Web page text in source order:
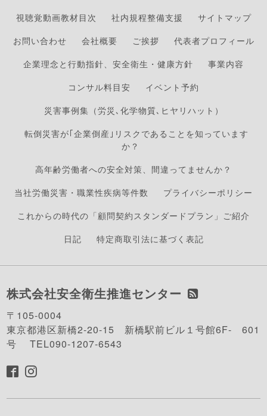
視聴覚動画教材目次 社内規程整備支援
サイトマップ
お問い合わせ
会社概要 ご挨拶
代表者プロフィール
企業理念と行動指針、安全衛生・健康方針
事業内容
コンサル料目安
イベント予約
災害事例集（労災､化学物質､ヒヤリハット）
転倒災害が｢企業倒産｣リスクであることを知っています
か？
高年齢労働者への安全対策、間違ってませんか？
当社労働災害・職業性疾病等件数
プライバシーポリシー
これからの時代の「顧問契約スタンダードプラン」ご紹介
日記
特定商取引法に基づく表記
株式会社安全衛生推進センター
〒105-0004
東京都港区新橋2-20-15 新橋駅前ビル１号館6F- 601
号 TEL090-1207-6543